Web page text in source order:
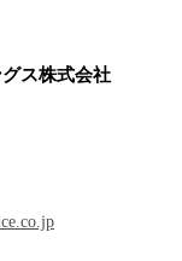
ス株式会社